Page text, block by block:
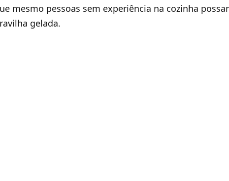
mesmo pessoas sem experiência na cozinha
gelada.